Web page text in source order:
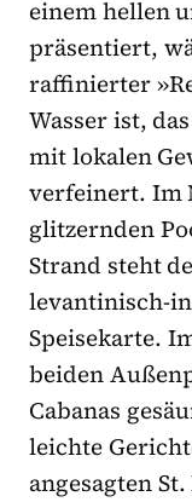
einem hellen
präsentiert,
raffinierter»
Wasser ist,
mit lokalen
verfeinert. Im
glitzernden
Strand steht
levantinisch-
Speisekarte.
beiden
Cabanas
leichte
angesagten